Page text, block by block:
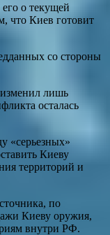
о текущей
что Киев готовит
со стороны
лишь
осталась
«серьезных»
Киеву
территорий и
по
Киеву оружия,
внутри РФ.